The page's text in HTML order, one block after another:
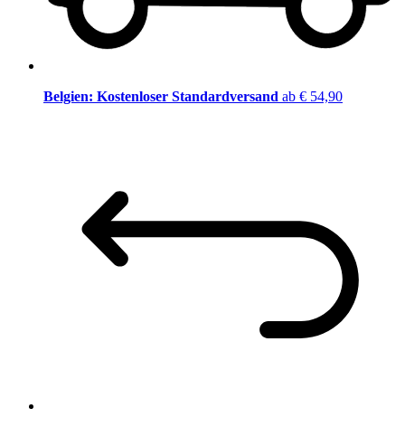
Belgien: Kostenloser Standardversand ab € 54,90